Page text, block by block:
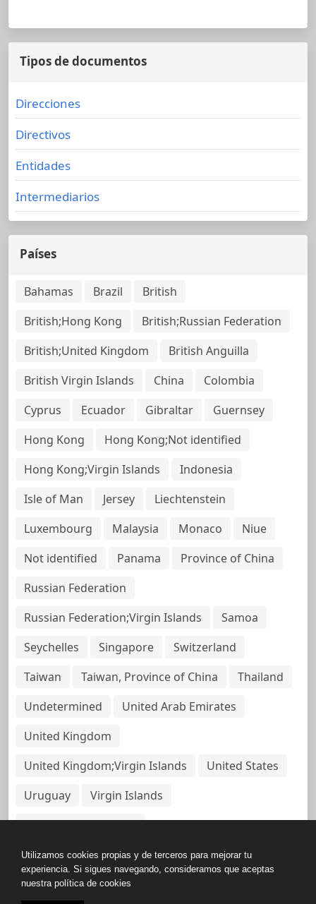
Tipos de documentos
Direcciones
Directivos
Entidades
Intermediarios
Países
Bahamas Brazil
British
British;Hong Kong
British;Russian Federation
British;United Kingdom
British Anguilla
British Virgin Islands
China
Colombia
Cyprus
Ecuador Gibraltar
Guernsey
Hong Kong
Hong Kong;Not identified
Hong Kong;Virgin Islands
Indonesia
Isle of Man
Jersey
Liechtenstein
Luxembourg
Malaysia Monaco
Niue
Not identified
Panama
Province of China
Russian Federation
Russian Federation;Virgin Islands
Samoa
Seychelles
Singapore
Switzerland
Taiwan
Taiwan, Province of China
Thailand
Undetermined
United Arab Emirates
United Kingdom
United Kingdom;Virgin Islands
United States
Uruguay
Virgin Islands
Virgin Islands, British
Utilizamos cookies propias y de terceros para mejorar tu
experiencia. Si sigues navegando, consideramos que aceptas
nuestra política de cookies